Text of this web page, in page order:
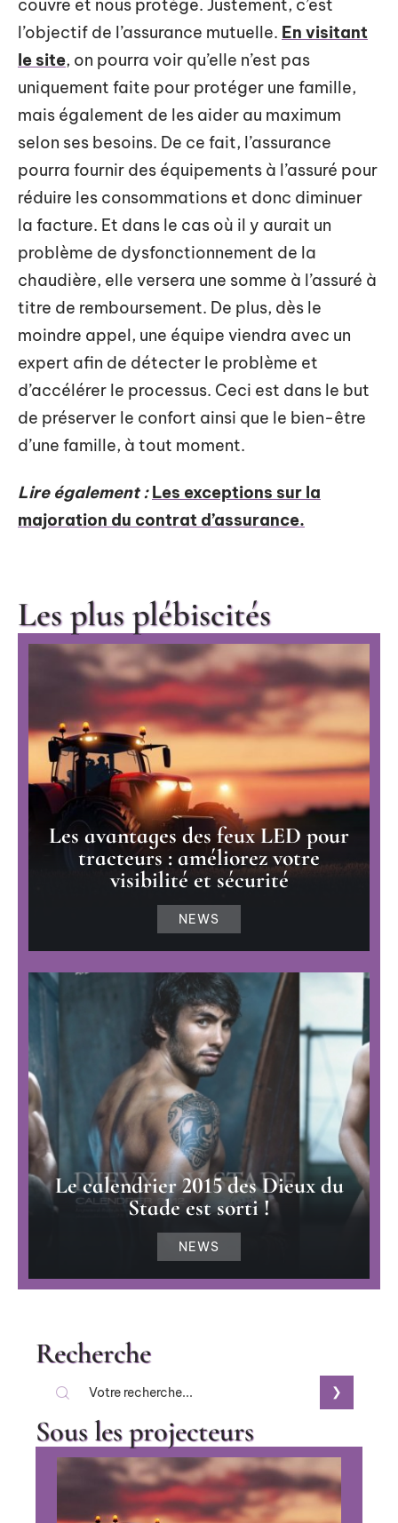
couvre et nous protège. Justement, c’est
l’objectif de l’assurance mutuelle. En visitant
le site, on pourra voir qu’elle n’est pas
uniquement faite pour protéger une famille,
mais également de les aider au maximum
selon ses besoins. De ce fait, l’assurance
pourra fournir des équipements à l’assuré pour
réduire les consommations et donc diminuer
la facture. Et dans le cas où il y aurait un
problème de dysfonctionnement de la
chaudière, elle versera une somme à l’assuré à
titre de remboursement. De plus, dès le
moindre appel, une équipe viendra avec un
expert afin de détecter le problème et
d’accélérer le processus. Ceci est dans le but
de préserver le confort ainsi que le bien-être
d’une famille, à tout moment.
Lire également : Les exceptions sur la
majoration du contrat d’assurance.
Les plus plébiscités
Les avantages des feux LED pour
tracteurs : améliorez votre
visibilité et sécurité
NEWS
Le calendrier 2015 des Dieux du
Stade est sorti !
NEWS
Recherche
Sous les projecteurs